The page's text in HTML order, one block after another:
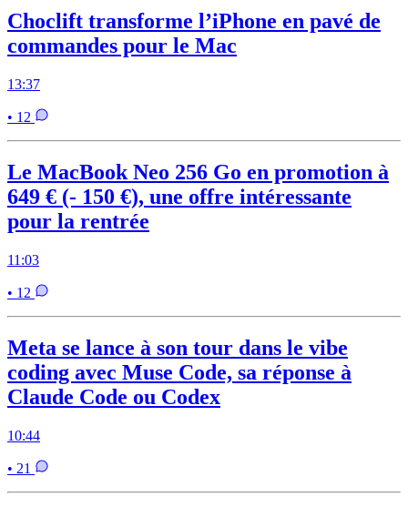
Choclift transforme l’iPhone en pavé de
commandes pour le Mac
13:37
• 12
Le MacBook Neo 256 Go en promotion à
649 € (- 150 €), une offre intéressante
pour la rentrée
11:03
• 12
Meta se lance à son tour dans le vibe
coding avec Muse Code, sa réponse à
Claude Code ou Codex
10:44
• 21